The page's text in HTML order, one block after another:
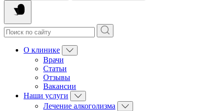
О клинике
Врачи
Статьи
Отзывы
Вакансии
Наши услуги
Лечение алкоголизма